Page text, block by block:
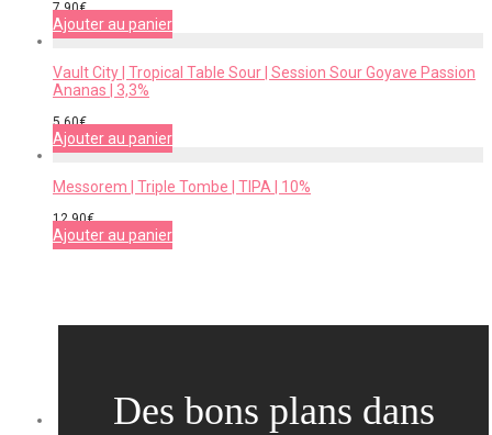
7,90€
Ajouter au panier
Vault City | Tropical Table Sour | Session Sour Goyave Passion
Ananas | 3,3%
5,60€
Ajouter au panier
Messorem | Triple Tombe | TIPA | 10%
12,90€
Ajouter au panier
Des bons plans dans